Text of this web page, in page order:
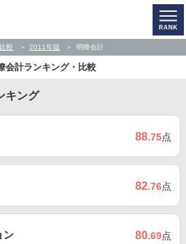
較 2011年版 明瞭会計
会計ランキング・比較
キング
88.75点
82.76点
ン 80.69点